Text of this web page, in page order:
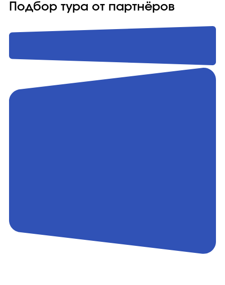
Подбор тура от партнёров